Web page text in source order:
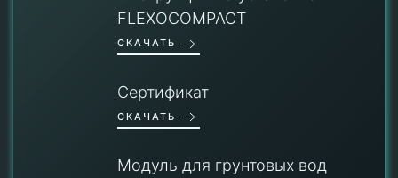
FLEXOCOMPACT
СКАЧАТЬ
Сертификат
СКАЧАТЬ
Модуль для грунтовых вод